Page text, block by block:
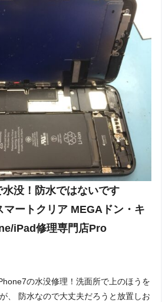
没！防水ではないです
ートクリア MEGAドン・キ
iPad修理専門店Pro
の水没修理！洗面所で上のほうを
、 防水なので大丈夫だろうと放置しお